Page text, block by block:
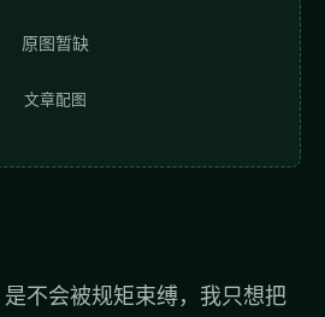
原图暂缺
文章配图
不会被规矩束缚，我只想把